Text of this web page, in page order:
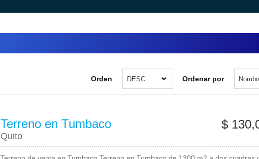
Ordenar por
Orden DESC
Terreno en Tumbaco $
Quito